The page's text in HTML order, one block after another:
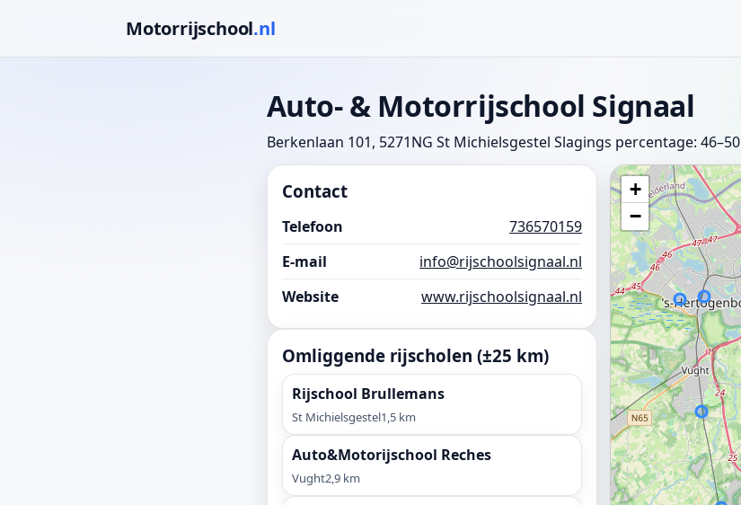
Motorrijschool.nl
Auto- & Motorrijschool Signaal
Berkenlaan 101, 5271NG St Michielsgestel Slagings percentage: 46–50
Contact
Telefoon
736570159
E-mail
info@rijschoolsignaal.nl
Website
www.rijschoolsignaal.nl
Omliggende rijscholen (±25 km)
Rijschool Brullemans
St Michielsgestel1,5 km
Auto&Motorijschool Reches
Vught2,9 km
+
−